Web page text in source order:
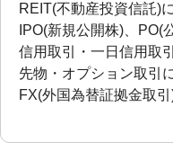
REIT(不動産投資信託)
IPO(新規公開株)、PO(
信用取引・一日信用取
先物・オプション取引
FX(外国為替証拠金取